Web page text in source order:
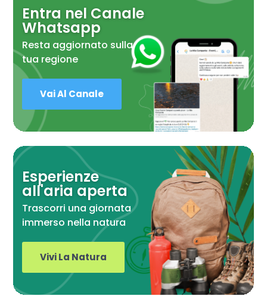
Entra nel Canale
Whatsapp
Resta aggiornato sulla
tua regione
Vai Al Canale
Esperienze
all'aria aperta
Trascorri una giornata
immerso nella natura
Vivi La Natura